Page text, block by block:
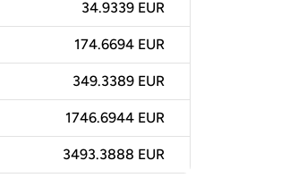
34.9339 EUR
174.6694 EUR
349.3389 EUR
1746.6944 EUR
3493.3888 EUR